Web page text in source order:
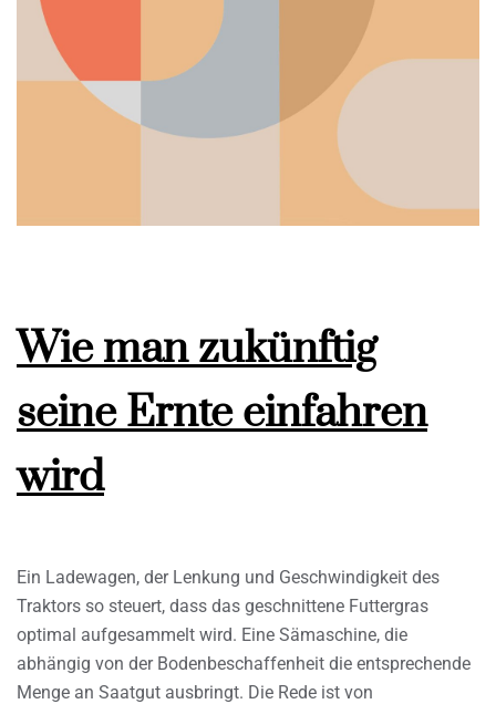
Wie man zukünftig
seine Ernte einfahren
wird
Ein Ladewagen, der Lenkung und Geschwindigkeit des
Traktors so steuert, dass das geschnittene Futtergras
optimal aufgesammelt wird. Eine Sämaschine, die
abhängig von der Bodenbeschaffenheit die entsprechende
Menge an Saatgut ausbringt. Die Rede ist von